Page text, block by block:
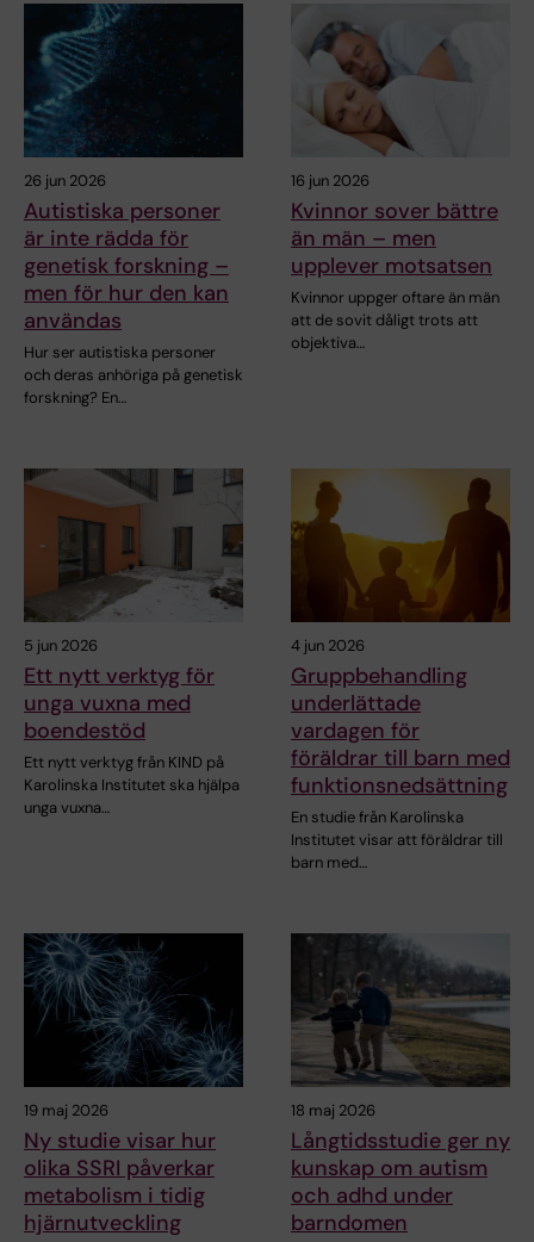
26 jun 2026
Autistiska personer
är inte rädda för
genetisk forskning –
men för hur den kan
användas
Hur ser autistiska personer
och deras anhöriga på genetisk
forskning? En…
16 jun 2026
Kvinnor sover bättre
än män – men
upplever motsatsen
Kvinnor uppger oftare än män
att de sovit dåligt trots att
objektiva…
5 jun 2026
Ett nytt verktyg för
unga vuxna med
boendestöd
Ett nytt verktyg från KIND på
Karolinska Institutet ska hjälpa
unga vuxna…
4 jun 2026
Gruppbehandling
underlättade
vardagen för
föräldrar till barn med
funktionsnedsättning
En studie från Karolinska
Institutet visar att föräldrar till
barn med…
19 maj 2026
Ny studie visar hur
olika SSRI påverkar
metabolism i tidig
hjärnutveckling
18 maj 2026
Långtidsstudie ger ny
kunskap om autism
och adhd under
barndomen